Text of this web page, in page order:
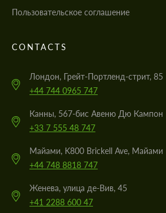
Пользовательское соглашение
CONTACTS
Лондон, Грейт-Портленд-стрит, 85
+44 744 0965 747
Канны, 567-бис Авеню Дю Кампон
+33 7 555 48 747
Майами, K800 Brickell Ave, Майами
+44 748 8818 747
Женева, улица де-Вив, 45
+41 2288 600 47